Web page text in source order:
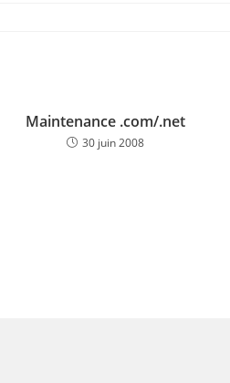
Maintenance .com/.net
30 juin 2008